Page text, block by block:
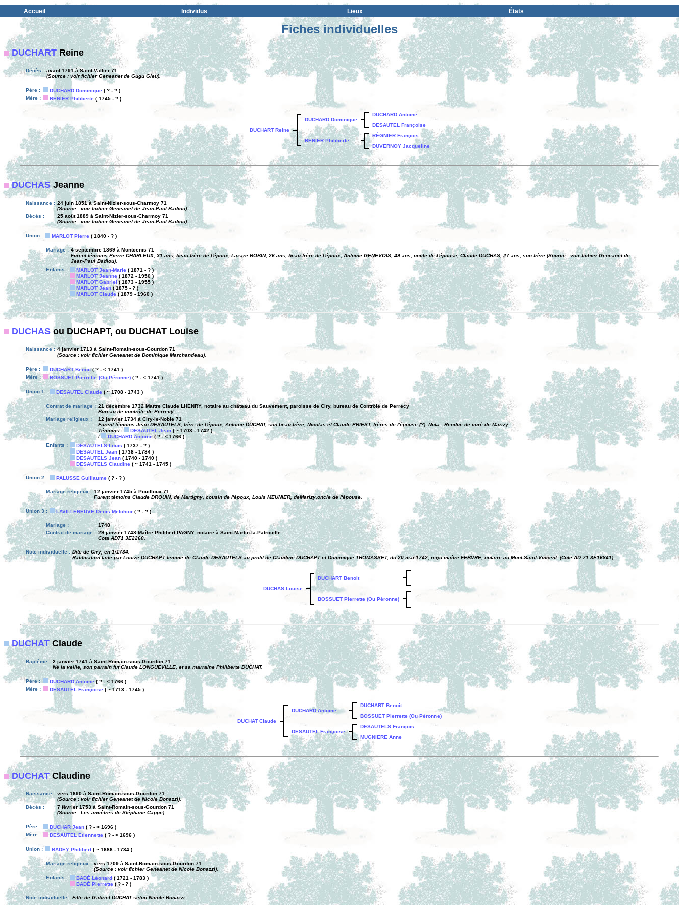
Accueil Individus Lieux États
Fiches individuelles
DUCHART Reine
Décès : avant 1791 à Saint-Vallier 71
(Source : voir fichier Geneanet de Gugu Gieu).
Père : DUCHARD Dominique ( ? - ? )
Mère :
RENIER Philiberte ( 1745 - ? )
DUCHART Reine
DUCHARD Dominique
DUCHARD Antoine
DESAUTEL Françoise
RENIER Philiberte
RÉGNIER François
DUVERNOY Jacqueline
DUCHASJeanne
Naissance : 24 juin 1851 à Saint-Nizier-sous-Charmoy 71
(Source : voir fichier Geneanet de Jean-Paul Badiou).
Décès :
25 août 1889 à Saint-Nizier-sous-Charmoy 71
(Source : voir fichier Geneanet de Jean-Paul Badiou).
Union : MARLOT Pierre ( 1840 - ? )
Mariage : 4 septembre 1869 à Montcenis 71
Furent témoins Pierre CHARLEUX, 31 ans, beau-frère de l'époux, Lazare BOBIN, 26 ans, beau-frère de l'époux, Antoine GENEVOIS, 49 ans, oncle de l'épouse, Claude DUCHAS, 27 ans, son frère (Source : voir fichier Geneanet de
Jean-Paul Badiou).
Enfants :
MARLOT Jean-Marie ( 1871 - ? )
MARLOT Jeanne ( 1872 - 1950 )
MARLOT Gabriel( 1873 - 1955 )
MARLOT Jean ( 1875 - ? )
MARLOT Claude( 1879 - 1960 )
DUCHAS ou DUCHAPT, ou DUCHAT Louise
Naissance : 4 janvier 1713 à Saint-Romain-sous-Gourdon 71
(Source : voir fichier Geneanet de Dominique Marchandeau).
Père : DUCHART Benoit( ? - < 1741 )
Mère :
BOSSUET Pierrette (Ou Péronne) ( ? - < 1741 )
Union 1 : DESAUTEL Claude( ~ 1708 - 1743 )
Contrat de mariage : 21 décembre 1732 Maître Claude LHENRY, notaire au château du Sauvement, paroisse de Ciry, bureau de Contrôle de Perrecy
Bureau de contrôle de Perrecy.
Mariage religieux :
12 janvier 1734 à Ciry-le-Noble 71
Furent témoins Jean DESAUTELS, frère de l'époux, Antoine DUCHAT, son beau-frère, Nicolas et Claude PRIEST, frères de l'épouse (?). Nota : Rendue de curé de Marizy.
Témoins :
DESAUTEL Jean( ~ 1703 - 1742 )
/
DUCHARD Antoine( ? - < 1766 )
Enfants :
DESAUTELS Louis ( 1737 - ? )
DESAUTEL Jean ( 1738 - 1784 )
DESAUTELS Jean ( 1740 - 1740 )
DESAUTELS Claudine ( ~ 1741 - 1745 )
Union 2 : PALUSSE Guillaume ( ? - ? )
Mariage religieux : 12 janvier 1745 à Pouilloux 71
Furent témoins Claude DROUIN, de Martigny, cousin de l'époux, Louis MEUNIER, deMarizy,oncle de l'épouse.
Union 3 : LAVILLENEUVE Denis Melchior ( ? - ? )
Mariage :
1748
Contrat de mariage : 29 janvier 1748 Maître Philibert PAGNY, notaire à Saint-Martin-la-Patrouille
Cota AD71 3E2260.
Note individuelle : Dite de Ciry, en 1/1734.
Ratification faite par Louize DUCHAPT femme de Claude DESAUTELS au profit de Claudine DUCHAPT et Dominique THOMASSET, du 20 mai 1742, reçu maître FEBVRE, notaire au Mont-Saint-Vincent. (Cote AD 71 3E16841).
DUCHAS Louise
DUCHART Benoit
BOSSUET Pierrette (Ou Péronne)
DUCHATClaude
Baptême : 2 janvier 1741 à Saint-Romain-sous-Gourdon 71
Né la veille, son parrain fut Claude LONGUEVILLE, et sa marraine Philiberte DUCHAT.
Père : DUCHARD Antoine( ? - < 1766 )
Mère :
DESAUTEL Françoise ( ~ 1713 - 1745 )
DUCHAT Claude
DUCHARD Antoine
DUCHART Benoit
BOSSUET Pierrette (Ou Péronne)
DESAUTEL Françoise
DESAUTELS François
MUGNIERE Anne
DUCHATClaudine
Naissance : vers 1690 à Saint-Romain-sous-Gourdon 71
(Source : voir fichier Geneanet de Nicole Bonazzi).
Décès :
7 février 1753 à Saint-Romain-sous-Gourdon 71
(Source : Les ancêtres de Stéphane Cappe).
Père : DUCHAR Jean ( ? - > 1696 )
Mère :
DESAUTEL Etiennette ( ? - > 1696 )
Union : BADEY Philibert( ~ 1686 - 1734 )
Mariage religieux : vers 1709 à Saint-Romain-sous-Gourdon 71
(Source : voir fichier Geneanet de Nicole Bonazzi).
Enfants :
BADÉ Léonard( 1721 - 1783 )
BADÉ Pierrette ( ? - ? )
Note individuelle : Fille de Gabriel DUCHAT selon Nicole Bonazzi.